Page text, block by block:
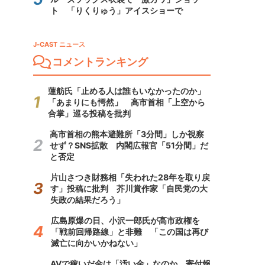
ト 「りくりゅう」アイスショーで
J-CAST ニュース
コメントランキング
蓮舫氏「止める人は誰もいなかったのか」
「あまりにも愕然」 高市首相「上空から
合掌」巡る投稿を批判
高市首相の熊本避難所「3分間」しか視察
せず？SNS拡散 内閣広報官「51分間」だ
と否定
片山さつき財務相「失われた28年を取り戻
す」投稿に批判 芥川賞作家「自民党の大
失政の結果だろう」
広島原爆の日、小沢一郎氏が高市政権を
「戦前回帰路線」と非難 「この国は再び
滅亡に向かいかねない」